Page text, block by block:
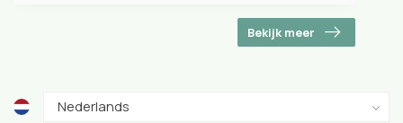
Bekijk meer